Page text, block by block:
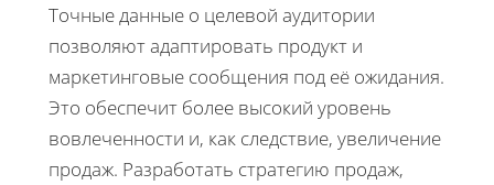
Точные данные о целевой аудитории
позволяют адаптировать продукт и
маркетинговые сообщения под её ожидания.
Это обеспечит более высокий уровень
вовлеченности и, как следствие, увеличение
продаж. Разработать стратегию продаж,